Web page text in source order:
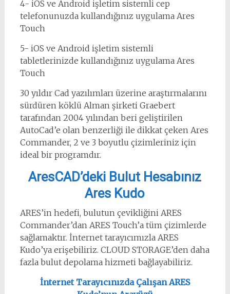
4- iOS ve Android işletim sistemli cep
telefonunuzda kullandığınız uygulama Ares
Touch
5- iOS ve Android işletim sistemli
tabletlerinizde kullandığınız uygulama Ares
Touch
30 yıldır Cad yazılımları üzerine araştırmalarını
sürdüren köklü Alman şirketi Graebert
tarafından 2004 yılından beri geliştirilen
AutoCad’e olan benzerliği ile dikkat çeken Ares
Commander, 2 ve 3 boyutlu çizimleriniz için
ideal bir programdır.
AresCAD’deki Bulut Hesabınız
Ares Kudo
ARES’in hedefi, bulutun çevikliğini ARES
Commander’dan ARES Touch’a tüm çizimlerde
sağlamaktır. İnternet tarayıcımızla ARES
Kudo’ya erişebiliriz. CLOUD STORAGE’den daha
fazla bulut depolama hizmeti bağlayabiliriz.
İnternet Tarayıcınızda Çalışan ARES